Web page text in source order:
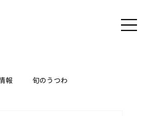
報 旬のうつわ